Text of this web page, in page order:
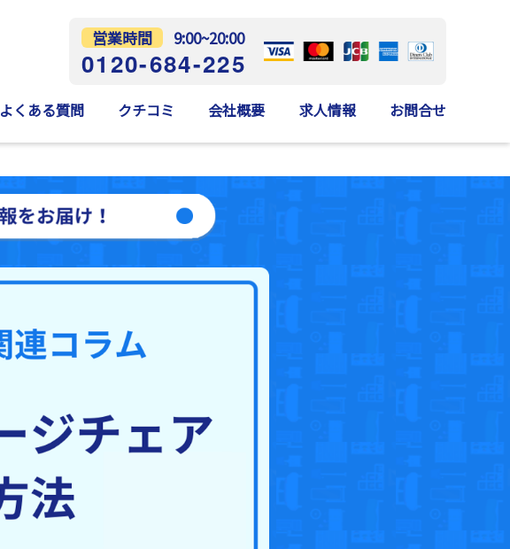
営業時間 9:00~20:00
0120-684-225
よくある質問 クチコミ 会社概要 求人情報 お問合せ